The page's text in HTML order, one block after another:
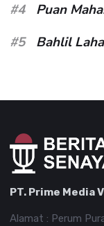
#4
Puan
#5
Bahlil
PT. Prime Media
Alamat : Perum